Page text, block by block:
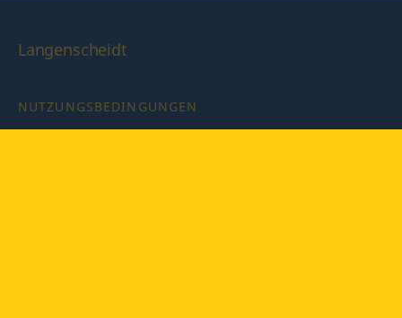
Langenscheidt
NUTZUNGSBEDINGUNGEN